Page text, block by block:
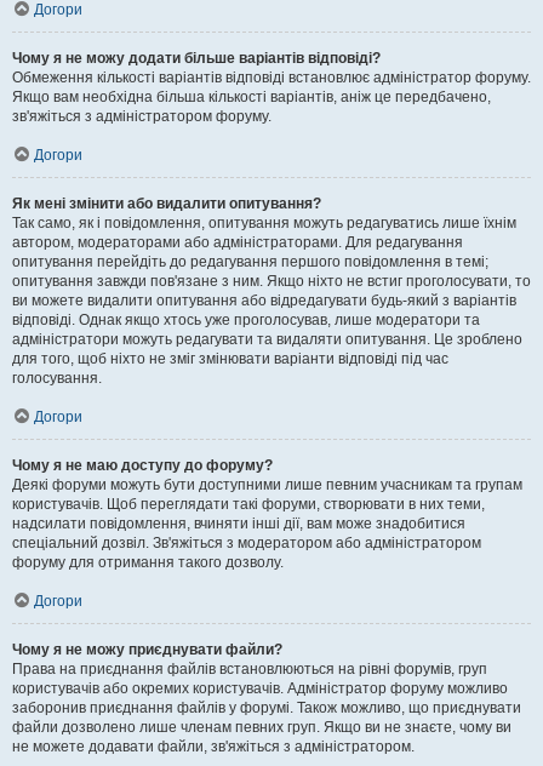
Догори
Чому я не можу додати більше варіантів відповіді?
Обмеження кількості варіантів відповіді встановлює адміністратор форуму.
Якщо вам необхідна більша кількості варіантів, аніж це передбачено,
зв'яжіться з адміністратором форуму.
Догори
Як мені змінити або видалити опитування?
Так само, як і повідомлення, опитування можуть редагуватись лише їхнім
автором, модераторами або адміністраторами. Для редагування
опитування перейдіть до редагування першого повідомлення в темі;
опитування завжди пов'язане з ним. Якщо ніхто не встиг проголосувати, то
ви можете видалити опитування або відредагувати будь-який з варіантів
відповіді. Однак якщо хтось уже проголосував, лише модератори та
адміністратори можуть редагувати та видаляти опитування. Це зроблено
для того, щоб ніхто не зміг змінювати варіанти відповіді під час
голосування.
Догори
Чому я не маю доступу до форуму?
Деякі форуми можуть бути доступними лише певним учасникам та групам
користувачів. Щоб переглядати такі форуми, створювати в них теми,
надсилати повідомлення, вчиняти інші дії, вам може знадобитися
спеціальний дозвіл. Зв'яжіться з модератором або адміністратором
форуму для отримання такого дозволу.
Догори
Чому я не можу приєднувати файли?
Права на приєднання файлів встановлюються на рівні форумів, груп
користувачів або окремих користувачів. Адміністратор форуму можливо
заборонив приєднання файлів у форумі. Також можливо, що приєднувати
файли дозволено лише членам певних груп. Якщо ви не знаєте, чому ви
не можете додавати файли, зв'яжіться з адміністратором.